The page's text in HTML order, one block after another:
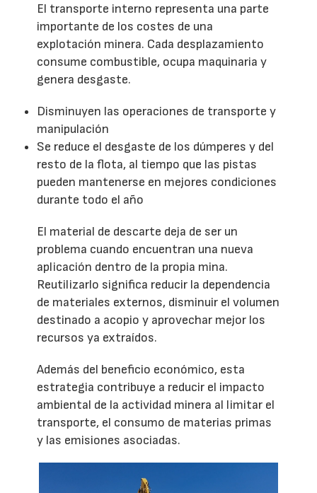
El transporte interno representa una parte
importante de los costes de una
explotación minera. Cada desplazamiento
consume combustible, ocupa maquinaria y
genera desgaste.
Disminuyen las operaciones de transporte y
manipulación
Se reduce el desgaste de los dúmperes y del
resto de la flota, al tiempo que las pistas
pueden mantenerse en mejores condiciones
durante todo el año
El material de descarte deja de ser un
problema cuando encuentran una nueva
aplicación dentro de la propia mina.
Reutilizarlo significa reducir la dependencia
de materiales externos, disminuir el volumen
destinado a acopio y aprovechar mejor los
recursos ya extraídos.
Además del beneficio económico, esta
estrategia contribuye a reducir el impacto
ambiental de la actividad minera al limitar el
transporte, el consumo de materias primas
y las emisiones asociadas.